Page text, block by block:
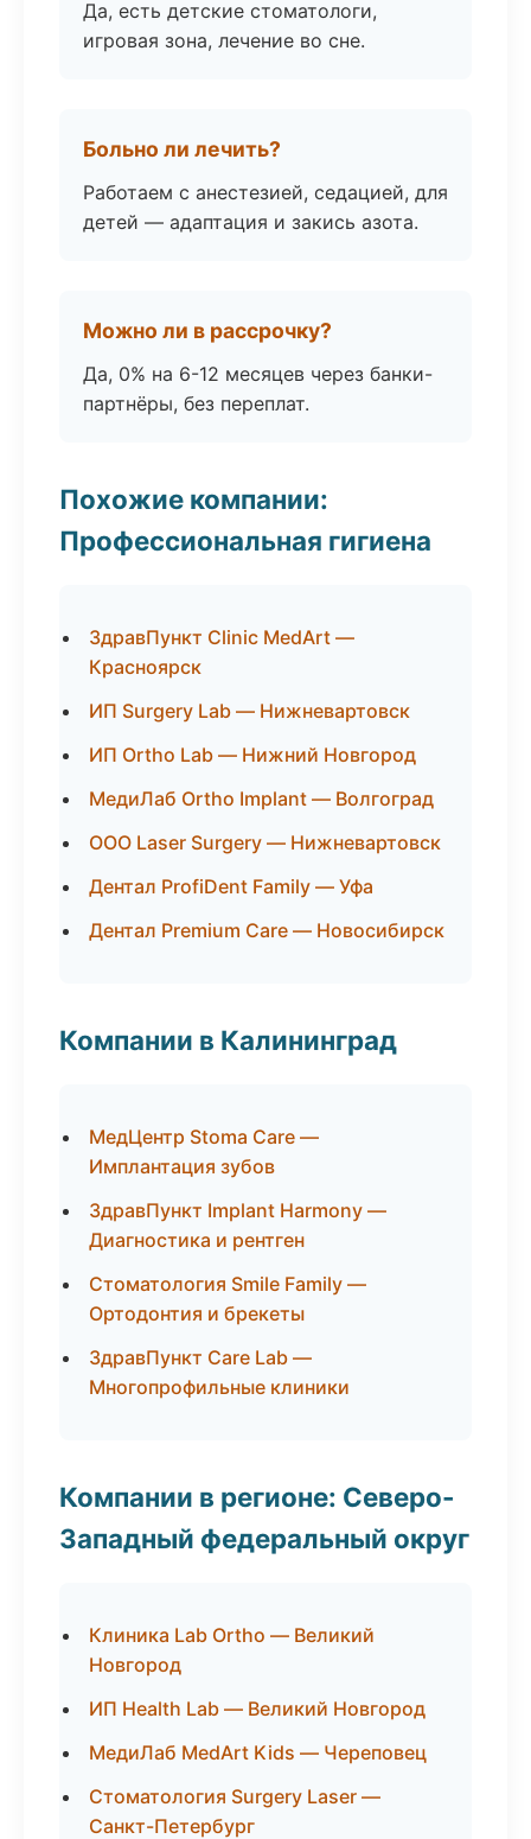
Да, есть детские стоматологи,
игровая зона, лечение во сне.
Больно ли лечить?
Работаем с анестезией, седацией, для
детей — адаптация и закись азота.
Можно ли в рассрочку?
Да, 0% на 6-12 месяцев через банки-
партнёры, без переплат.
Похожие компании:
Профессиональная гигиена
ЗдравПункт Clinic MedArt —
Красноярск
ИП Surgery Lab — Нижневартовск
ИП Ortho Lab — Нижний Новгород
МедиЛаб Ortho Implant — Волгоград
ООО Laser Surgery — Нижневартовск
Дентал ProfiDent Family — Уфа
Дентал Premium Care — Новосибирск
Компании в Калининград
МедЦентр Stoma Care —
Имплантация зубов
ЗдравПункт Implant Harmony —
Диагностика и рентген
Стоматология Smile Family —
Ортодонтия и брекеты
ЗдравПункт Care Lab —
Многопрофильные клиники
Компании в регионе: Северо-
Западный федеральный округ
Клиника Lab Ortho — Великий
Новгород
ИП Health Lab — Великий Новгород
МедиЛаб MedArt Kids — Череповец
Стоматология Surgery Laser —
Санкт-Петербург